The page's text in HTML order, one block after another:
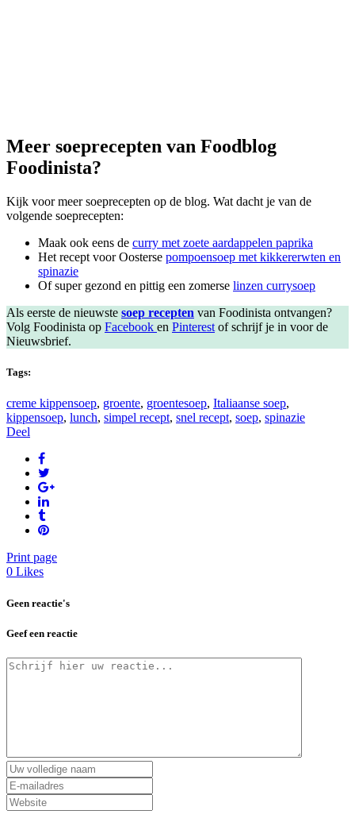
Meer soeprecepten van Foodblog
Foodinista?
Kijk voor meer soeprecepten op de blog. Wat dacht je van de
volgende soeprecepten:
Maak ook eens de curry met zoete aardappelen paprika
Het recept voor Oosterse pompoensoep met kikkererwten en
spinazie
Of super gezond en pittig een zomerse linzen currysoep
Als eerste de nieuwste soep recepten van Foodinista ontvangen?
Volg Foodinista op Facebook en Pinterest of schrijf je in voor de
Nieuwsbrief.
Tags:
creme kippensoep, groente, groentesoep, Italiaanse soep,
kippensoep, lunch, simpel recept, snel recept, soep, spinazie
Deel
Print page
0 Likes
Geen reactie's
Geef een reactie